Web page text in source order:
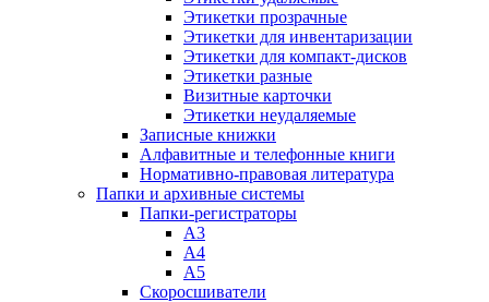
Этикетки прозрачные
Этикетки для инвентаризации
Этикетки для компакт-дисков
Этикетки разные
Визитные карточки
Этикетки неудаляемые
Записные книжки
Алфавитные и телефонные книги
Нормативно-правовая литература
Папки и архивные системы
Папки-регистраторы
А3
А4
А5
Скоросшиватели